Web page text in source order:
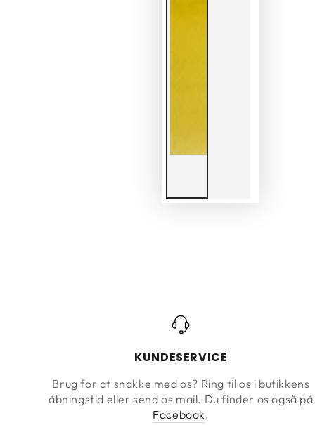
KUNDESERVICE
Brug for at snakke med os? Ring til os i butikkens
åbningstid eller send os mail. Du finder os også på
Facebook.